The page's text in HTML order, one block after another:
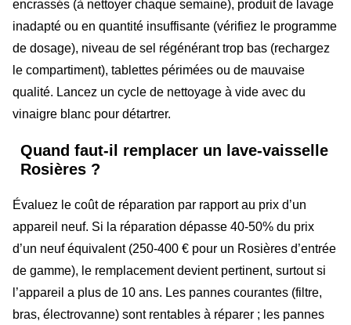
encrassés (à nettoyer chaque semaine), produit de lavage
inadapté ou en quantité insuffisante (vérifiez le programme
de dosage), niveau de sel régénérant trop bas (rechargez
le compartiment), tablettes périmées ou de mauvaise
qualité. Lancez un cycle de nettoyage à vide avec du
vinaigre blanc pour détartrer.
Quand faut-il remplacer un lave-vaisselle
Rosières ?
Évaluez le coût de réparation par rapport au prix d’un
appareil neuf. Si la réparation dépasse 40-50% du prix
d’un neuf équivalent (250-400 € pour un Rosières d’entrée
de gamme), le remplacement devient pertinent, surtout si
l’appareil a plus de 10 ans. Les pannes courantes (filtre,
bras, électrovanne) sont rentables à réparer ; les pannes